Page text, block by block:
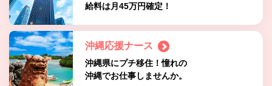
給料は月45万円確定！
沖縄応援ナース
沖縄県にプチ移住！憧れの
沖縄でお仕事しませんか。